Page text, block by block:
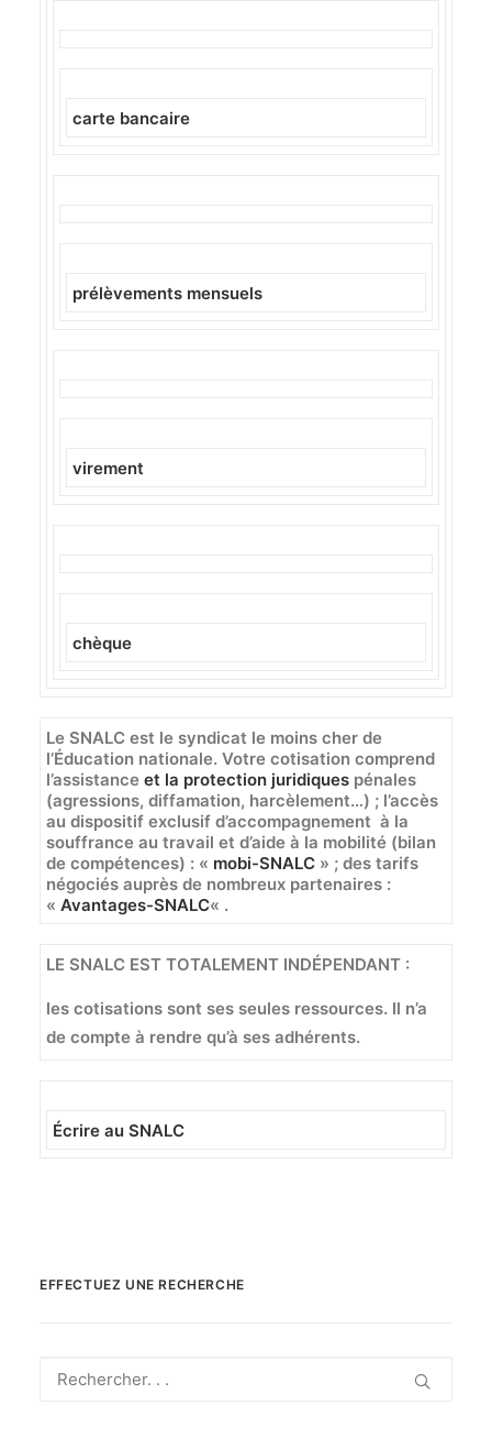
carte bancaire
prélèvements mensuels
virement
chèque
Le SNALC est le syndicat le moins cher de
l’Éducation nationale. Votre cotisation comprend
l’assistance et la protection juridiques pénales
(agressions, diffamation, harcèlement…) ; l’accès
au dispositif exclusif d’accompagnement à la
souffrance au travail et d’aide à la mobilité (bilan
de compétences) : « mobi-SNALC » ; des tarifs
négociés auprès de nombreux partenaires :
« Avantages-SNALC« .
LE SNALC EST TOTALEMENT INDÉPENDANT :
les cotisations sont ses seules ressources. Il n’a
de compte à rendre qu’à ses adhérents.
Écrire au SNALC
EFFECTUEZ UNE RECHERCHE